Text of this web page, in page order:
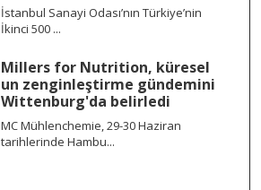
İstanbul Sanayi Odası’nın Türkiye’nin
İkinci 500 ...
Millers for Nutrition, küresel
un zenginleştirme gündemini
Wittenburg'da belirledi
MC Mühlenchemie, 29-30 Haziran
tarihlerinde Hambu...